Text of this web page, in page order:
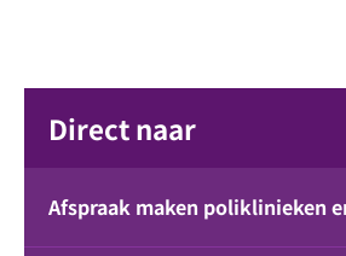
Direct naar
Afspraak maken poliklinieken